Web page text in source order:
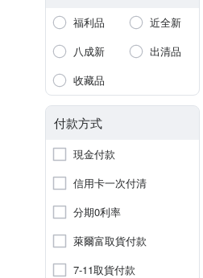
福利品
近全新
八成新
出清品
收藏品
付款方式
現金付款
信用卡一次付清
分期0利率
萊爾富取貨付款
7-11取貨付款